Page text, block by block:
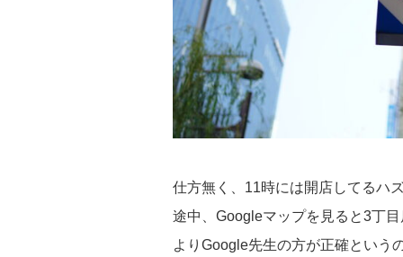
仕方無く、11時には開店してるハ
途中、Googleマップを見ると3丁
よりGoogle先生の方が正確という